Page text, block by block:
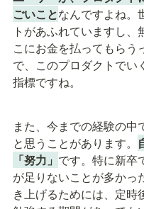
ごいことなんですよね。
トがあふれていますし
こにお金を払ってもら
で、このプロダクトでい
指標ですね。
また、今までの経験の
と思うことがあります。
「努力」 です。特に新卒
が足りないことが多かっ
き上げるためには、定